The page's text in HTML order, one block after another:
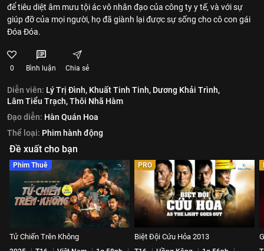
để tiêu diệt âm mưu tội ác vô nhân đạo của công ty y tế, và với sự
giúp đỡ của mọi người, họ đã giành lại được sự sống cho cô con gái
Đóa Đóa.
0 Bình luận Chia sẻ
Diễn viên: Lý Trị Đình, Khuất Tinh Tinh, Dương Khải Trình,
Lâm Tiểu Trạch,Thôi Nhã Hàm
Đạo diễn: Hàn Quán Hoa
Thể loại: Phim hành động
Đề xuất cho bạn
Phim Thuê
Tử Chiến Trên Không
PRO
Biệt Đội Cứu Hỏa 2013